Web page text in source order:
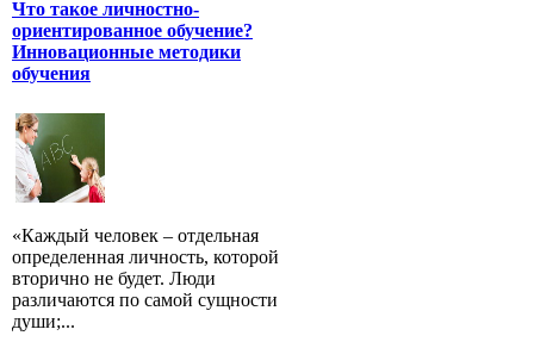
Что такое личностно-
ориентированное обучение?
Инновационные методики
обучения
«Каждый человек – отдельная
определенная личность, которой
вторично не будет. Люди
различаются по самой сущности
души;...